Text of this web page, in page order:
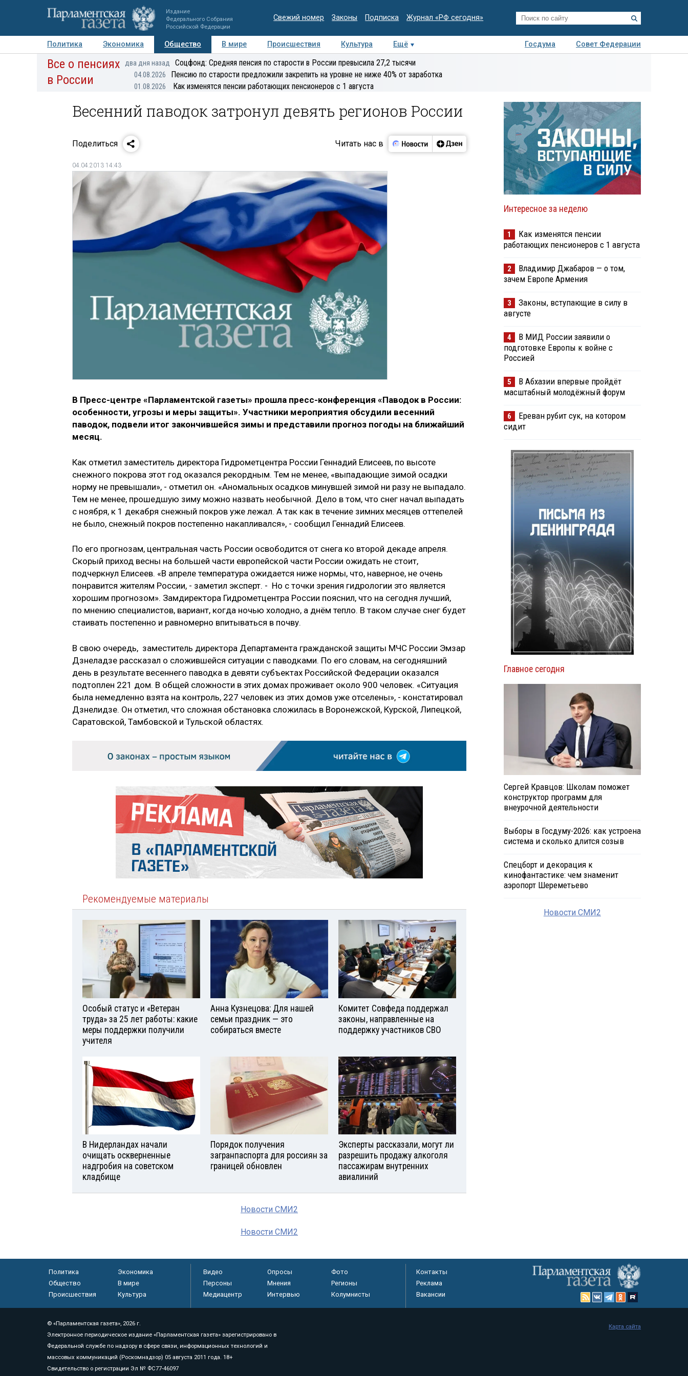
Издание
Федерального Собрания
Российской Федерации
Свежий номер Законы Подписка Журнал «РФ сегодня»
Политика Экономика Общество В мире Происшествия Культура Ещё Госдума
Совет Федерации
Авторы Персоны Мнения Регионы Медиацентр Интервью Колумнисты
Все о пенсиях
в России
два дня назад Соцфонд: Средняя пенсия по старости в России превысила 27,2 тысячи
04.08.2026 Пенсию по старости предложили закрепить на уровне не ниже 40% от заработка
01.08.2026 Как изменятся пенсии работающих пенсионеров с 1 августа
Весенний паводок затронул девять регионов России
Поделиться Читать нас в
04.04.2013 14:43
В Пресс-центре «Парламентской газеты» прошла пресс-конференция «Паводок в России:
особенности, угрозы и меры защиты». Участники мероприятия обсудили весенний
паводок, подвели итог закончившейся зимы и представили прогноз погоды на ближайший
месяц.
Как отметил заместитель директора Гидрометцентра России Геннадий Елисеев, по высоте
снежного покрова этот год оказался рекордным. Тем не менее, «выпадающие зимой осадки
норму не превышали», - отметил он. «Аномальных осадков минувшей зимой ни разу не выпадало.
Тем не менее, прошедшую зиму можно назвать необычной. Дело в том, что снег начал выпадать
с ноября, к 1 декабря снежный покров уже лежал. А так как в течение зимних месяцев оттепелей
не было, снежный покров постепенно накапливался», - сообщил Геннадий Елисеев.
По его прогнозам, центральная часть России освободится от снега ко второй декаде апреля.
Скорый приход весны на большей части европейской части России ожидать не стоит,
подчеркнул Елисеев. «В апреле температура ожидается ниже нормы, что, наверное, не очень
понравится жителям России, - заметил эксперт. - Но с точки зрения гидрологии это является
хорошим прогнозом». Замдиректора Гидрометцентра России пояснил, что на сегодня лучший,
по мнению специалистов, вариант, когда ночью холодно, а днём тепло. В таком случае снег будет
стаивать постепенно и равномерно впитываться в почву.
В свою очередь, заместитель директора Департамента гражданской защиты МЧС России Эмзар
Дзнеладзе рассказал о сложившейся ситуации с паводками. По его словам, на сегодняшний
день в результате весеннего паводка в девяти субъектах Российской Федерации оказался
подтоплен 221 дом. В общей сложности в этих домах проживает около 900 человек. «Ситуация
была немедленно взята на контроль, 227 человек из этих домов уже отселены», - констатировал
Дзнелидзе. Он отметил, что сложная обстановка сложилась в Воронежской, Курской, Липецкой,
Саратовской, Тамбовской и Тульской областях.
Рекомендуемые материалы
Особый статус и «Ветеран
труда» за 25 лет работы: какие
меры поддержки получили
учителя
Анна Кузнецова: Для нашей
семьи праздник — это
собираться вместе
Комитет Совфеда поддержал
законы, направленные на
поддержку участников СВО
В Нидерландах начали
очищать оскверненные
надгробия на советском
кладбище
Порядок получения
загранпаспорта для россиян за
границей обновлен
Эксперты рассказали, могут ли
разрешить продажу алкоголя
пассажирам внутренних
авиалиний
Новости СМИ2
Новости СМИ2
Интересное за неделю
1
Как изменятся пенсии
работающих пенсионеров с 1 августа
2
Владимир Джабаров — о том,
зачем Европе Армения
3
Законы, вступающие в силу в
августе
4
В МИД России заявили о
подготовке Европы к войне с
Россией
5
В Абхазии впервые пройдёт
масштабный молодёжный форум
6
Ереван рубит сук, на котором
сидит
Главное сегодня
Сергей Кравцов: Школам поможет
конструктор программ для
внеурочной деятельности
Выборы в Госдуму-2026: как устроена
система и сколько длится созыв
Спецборт и декорация к
кинофантастике: чем знаменит
аэропорт Шереметьево
Новости СМИ2
Политика
Экономика
Общество
В мире
Происшествия
Культура
Видео Опросы
Фото
Персоны
Мнения
Регионы
Медиацентр
Интервью Колумнисты
Контакты
Реклама
Вакансии
© «Парламентская газета», 2026 г.
Электронное периодическое издание «Парламентская газета» зарегистрировано в
Федеральной службе по надзору в сфере связи, информационных технологий и
массовых коммуникаций (Роскомнадзор) 05 августа 2011 года. 18+
Свидетельство о регистрации Эл № ФС77-46097
Карта сайта